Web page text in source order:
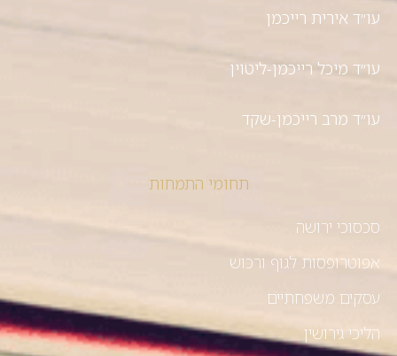
עו״ד אירית רייכמן
עו״ד מיכל רייכמן-ליטוין
עו״ד מרב רייכמן-שקד
תחומי התמחות
סכסוכי ירושה
אפוטרופסות לגוף ורכוש
עסקים משפחתיים
הליכי גירושין